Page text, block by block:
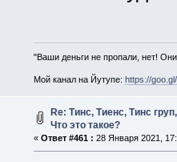
"Ваши деньги не пропали, нет!
Мой канал на Йутупе: https://
Re: Тинс, Тиенс, Тинс
Что это такое?
« Ответ #461 : 28 Января 2021,